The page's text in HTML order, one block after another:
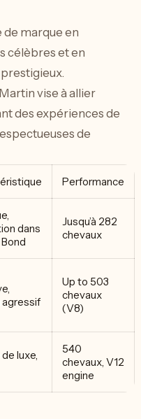
marque en
célèbres et en
vise à allier
des expériences de
de
Performance
dans
Jusqu’à 282
chevaux
Up to 503
chevaux
(V8)
luxe,
540
chevaux, V12
engine